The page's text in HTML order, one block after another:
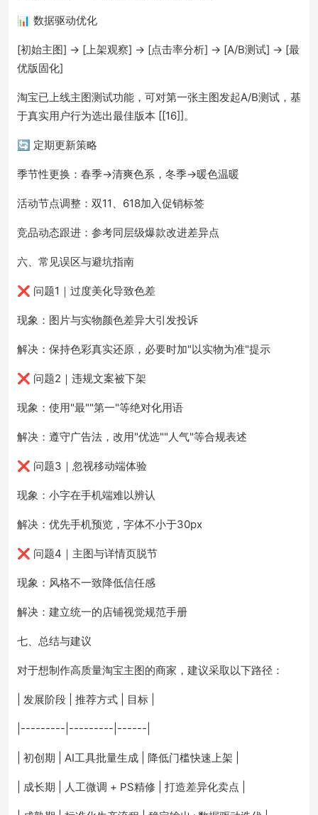
📊 数据驱动优化
[初始主图] → [上架观察] → [点击率分析] → [A/B测试] → [最
优版固化]
淘宝已上线主图测试功能，可对第一张主图发起A/B测试，基
于真实用户行为选出最佳版本 [[16]]。
🔄 定期更新策略
季节性更换：春季→清爽色系，冬季→暖色温暖
活动节点调整：双11、618加入促销标签
竞品动态跟进：参考同层级爆款改进差异点
六、常见误区与避坑指南
❌ 问题1｜过度美化导致色差
现象：图片与实物颜色差异大引发投诉
解决：保持色彩真实还原，必要时加"以实物为准"提示
❌ 问题2｜违规文案被下架
现象：使用"最""第一"等绝对化用语
解决：遵守广告法，改用"优选""人气"等合规表述
❌ 问题3｜忽视移动端体验
现象：小字在手机端难以辨认
解决：优先手机预览，字体不小于30px
❌ 问题4｜主图与详情页脱节
现象：风格不一致降低信任感
解决：建立统一的店铺视觉规范手册
七、总结与建议
对于想制作高质量淘宝主图的商家，建议采取以下路径：
| 发展阶段 | 推荐方式 | 目标 |
|---------|---------|------|
| 初创期 | AI工具批量生成 | 降低门槛快速上架 |
| 成长期 | 人工微调 + PS精修 | 打造差异化卖点 |